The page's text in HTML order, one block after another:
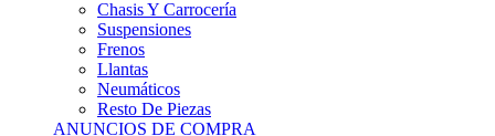
Frenos
Llantas
Neumáticos
Resto De Piezas
ANUNCIOS DE COMPRA
Compra Vehículos